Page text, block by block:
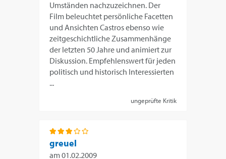
Umständen nachzuzeichnen. Der
Film beleuchtet persönliche Facetten
und Ansichten Castros ebenso wie
zeitgeschichtliche Zusammenhänge
der letzten 50 Jahre und animiert zur
Diskussion. Empfehlenswert für jeden
politisch und historisch Interessierten
...
ungeprüfte Kritik
greuel
am01.02.2009